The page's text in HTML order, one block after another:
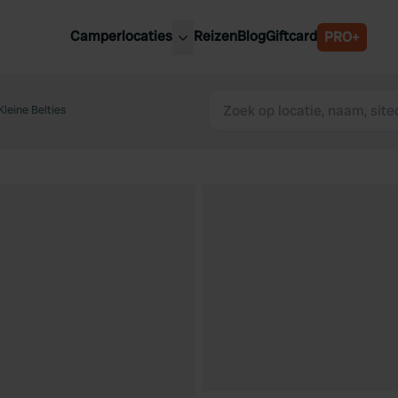
Camperlocaties
Luxemburg
ReizenBlogGiftcard PRO+
Belties